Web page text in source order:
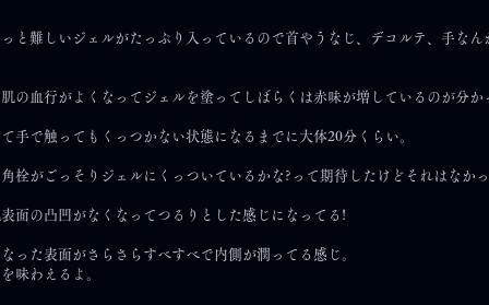
と難しいジェルがたっぷり入っているので首やうなじ、デコルテ、手なん
の血行がよくなってジェルを塗ってしばらくは赤味が増しているのが分か
手で触ってもくっつかない状態になるまでに大体20分くらい。
栓がごっそりジェルにくっついているかな?って期待したけどそれはなか
面の凸凹がなくなってつるりとした感じになってる!
った表面がさらさらすべすべで内側が潤ってる感じ。
味わえるよ。